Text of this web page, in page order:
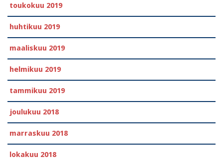
toukokuu 2019
huhtikuu 2019
maaliskuu 2019
helmikuu 2019
tammikuu 2019
joulukuu 2018
marraskuu 2018
lokakuu 2018